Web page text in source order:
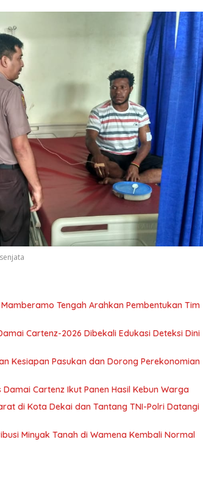
Tengah Arahkan Pembentukan Tim
Cartenz-2026 Dibekali Edukasi Deteksi Dini
Kesiapan Pasukan dan Dorong Perekonomian
Cartenz Ikut Panen Hasil Kebun Warga
di Kota Dekai dan Tantang TNI-Polri Datangi
Minyak Tanah di Wamena Kembali Normal